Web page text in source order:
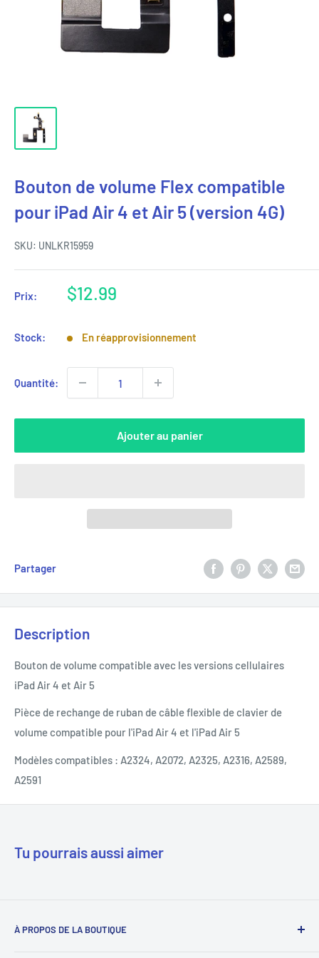
Bouton de volume Flex compatible
pour iPad Air 4 et Air 5 (version 4G)
SKU: UNLKR15959
Prix:
Prix
$12.99
Stock: En réapprovisionnement
Quantité:
Ajouter au panier
Partager
Description
Bouton de volume compatible avec les versions cellulaires
iPad Air 4 et Air 5
Pièce de rechange de ruban de câble flexible de clavier de
volume compatible pour l'iPad Air 4 et l'iPad Air 5
Modèles compatibles : A2324, A2072, A2325, A2316, A2589,
A2591
Tu pourrais aussi aimer
À PROPOS DE LA BOUTIQUE